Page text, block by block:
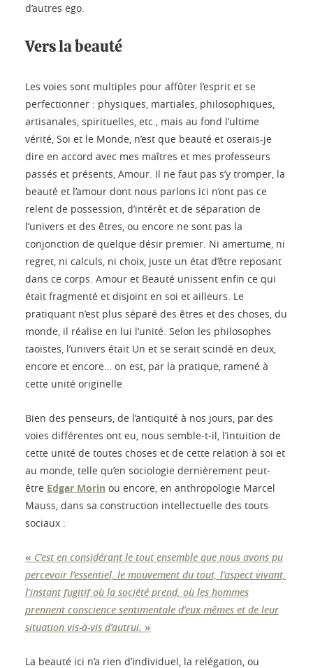
d’autres ego.
Vers la beauté
Les voies sont multiples pour affûter l’esprit et se
perfectionner : physiques, martiales, philosophiques,
artisanales, spirituelles, etc., mais au fond l’ultime
vérité, Soi et le Monde, n’est que beauté et oserais-je
dire en accord avec mes maîtres et mes professeurs
passés et présents, Amour. Il ne faut pas s’y tromper, la
beauté et l’amour dont nous parlons ici n’ont pas ce
relent de possession, d’intérêt et de séparation de
l’univers et des êtres, ou encore ne sont pas la
conjonction de quelque désir premier. Ni amertume, ni
regret, ni calculs, ni choix, juste un état d’être reposant
dans ce corps. Amour et Beauté unissent enfin ce qui
était fragmenté et disjoint en soi et ailleurs. Le
pratiquant n’est plus séparé des êtres et des choses, du
monde, il réalise en lui l’unité. Selon les philosophes
taoïstes, l’univers était Un et se serait scindé en deux,
encore et encore… on est, par la pratique, ramené à
cette unité originelle.
Bien des penseurs, de l’antiquité à nos jours, par des
voies différentes ont eu, nous semble-t-il, l’intuition de
cette unité de toutes choses et de cette relation à soi et
au monde, telle qu’en sociologie dernièrement peut-
être Edgar Morin ou encore, en anthropologie Marcel
Mauss, dans sa construction intellectuelle des touts
sociaux :
« C’est en considérant le tout ensemble que nous avons pu
percevoir l’essentiel, le mouvement du tout, l’aspect vivant,
l’instant fugitif où la société prend, où les hommes
prennent conscience sentimentale d’eux-mêmes et de leur
situation vis-à-vis d’autrui. »
La beauté ici n’a rien d’individuel, la relégation, ou